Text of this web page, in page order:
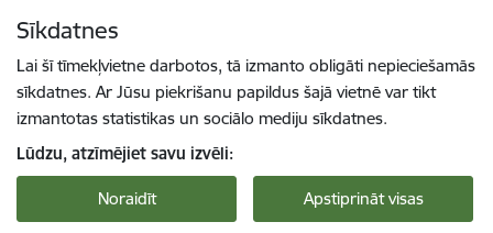
Sīkdatnes
Lai šī tīmekļvietne darbotos, tā izmanto obligāti nepieciešamās
sīkdatnes. Ar Jūsu piekrišanu papildus šajā vietnē var tikt
izmantotas statistikas un sociālo mediju sīkdatnes.
Lūdzu, atzīmējiet savu izvēli:
Noraidīt Apstiprināt visas